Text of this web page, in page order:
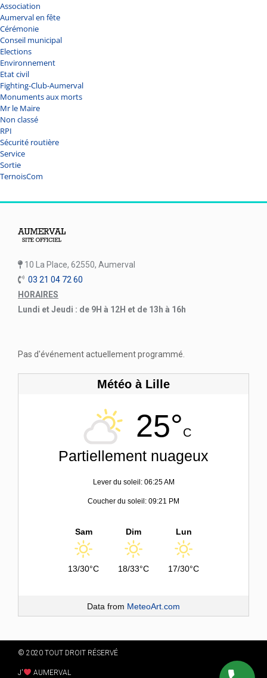
Association
Aumerval en fête
Cérémonie
Conseil municipal
Elections
Environnement
Etat civil
Fighting-Club-Aumerval
Monuments aux morts
Mr le Maire
Non classé
RPI
Sécurité routière
Service
Sortie
TernoisCom
10 La Place, 62550, Aumerval
03 21 04 72 60
HORAIRES
Lundi et Jeudi : de 9H à 12H et de 13h à 16h
Pas d'événement actuellement programmé.
Météo à Lille
25°C
Partiellement nuageux
Lever du soleil: 06:25 AM
Coucher du soleil: 09:21 PM
Sam
13/30°C
Dim
18/33°C
Lun
17/30°C
Data from MeteoArt.com
© 2020 TOUT DROIT RÉSERVÉ
J' AUMERVAL